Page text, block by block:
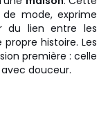
mode, exprime
du lien entre les
histoire. Les
première : celle
avec douceur.